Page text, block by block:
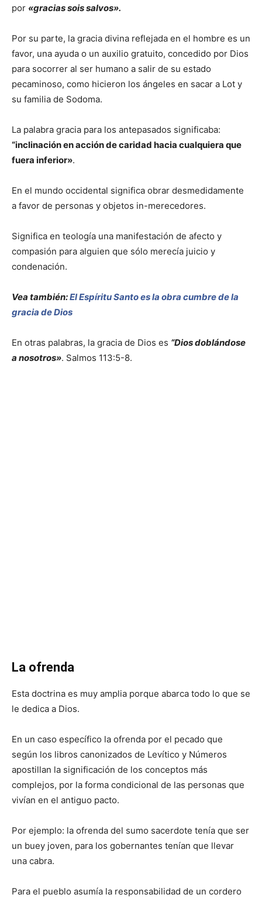
por «gracias sois salvos».
Por su parte, la gracia divina reflejada en el hombre es un
favor, una ayuda o un auxilio gratuito, concedido por Dios
para socorrer al ser humano a salir de su estado
pecaminoso, como hicieron los ángeles en sacar a Lot y
su familia de Sodoma.
La palabra gracia para los antepasados significaba:
“inclinación en acción de caridad hacia cualquiera que
fuera inferior».
En el mundo occidental significa obrar desmedidamente
a favor de personas y objetos in-merecedores.
Significa en teología una manifestación de afecto y
compasión para alguien que sólo merecía juicio y
condenación.
Vea también:El Espíritu Santo es la obra cumbre de la
gracia de Dios
En otras palabras, la gracia de Dios es “Dios doblándose
a nosotros». Salmos 113:5-8.
La ofrenda
Esta doctrina es muy amplia porque abarca todo lo que se
le dedica a Dios.
En un caso específico la ofrenda por el pecado que
según los libros canonizados de Levítico y Números
apostillan la significación de los conceptos más
complejos, por la forma condicional de las personas que
vivían en el antiguo pacto.
Por ejemplo: la ofrenda del sumo sacerdote tenía que ser
un buey joven, para los gobernantes tenían que llevar
una cabra.
Para el pueblo asumía la responsabilidad de un cordero